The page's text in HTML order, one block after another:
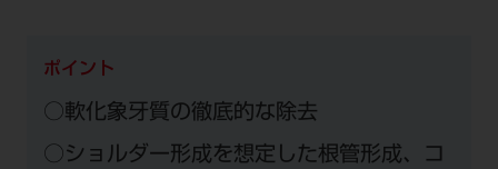
ポイント
○軟化象牙質の徹底的な除去
○ショルダー形成を想定した根管形成、コ